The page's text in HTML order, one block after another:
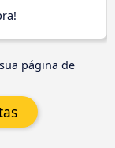
página de